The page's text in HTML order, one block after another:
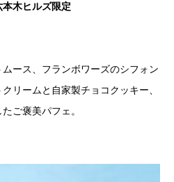
木ヒルズ限定
ース、フランボワーズのシフォン
リームと自家製チョコクッキー、
ご褒美パフェ。